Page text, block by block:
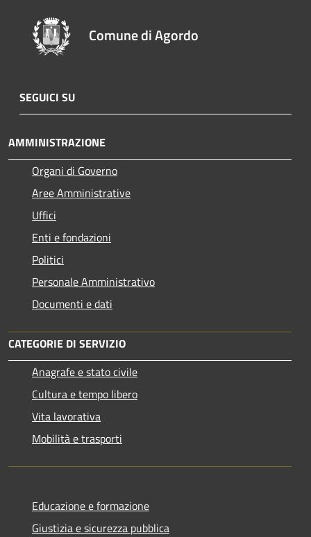
Comune di Agordo
SEGUICI SU
AMMINISTRAZIONE
Organi di Governo
Aree Amministrative
Uffici
Enti e fondazioni
Politici
Personale Amministrativo
Documenti e dati
CATEGORIE DI SERVIZIO
Anagrafe e stato civile
Cultura e tempo libero
Vita lavorativa
Mobilità e trasporti
Educazione e formazione
Giustizia e sicurezza pubblica